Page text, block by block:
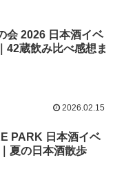
会 2026 日本酒イベ
42蔵飲み比べ感想ま
2026.02.15
PARK 日本酒イベ
夏の日本酒散歩